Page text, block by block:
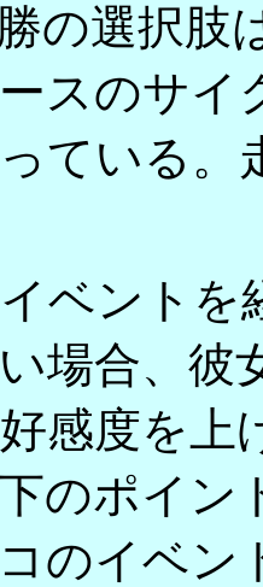
の選択肢
スのサイ
ている。
ベントを
場合、彼
感度を上
のポイン
のイベン